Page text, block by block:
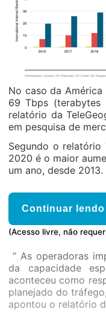
No caso da
69 Tbps
relatório da
em pesquisa de
Segundo o relatório
2020 é o maior
um ano, desde 2013.
Continuar lendo
(Acesso livre, não
“ As operadoras
da capacidade
aconteceu como
planejado do
apontou o relatório